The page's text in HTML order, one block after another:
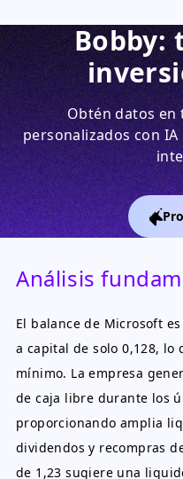
Bobby:
Obtén datos en
personalizados con
Análisis
El balance de Microsoft
a capital de solo 0,128,
mínimo. La empresa
de caja libre durante los
proporcionando amplia
dividendos y recompras
de 1,23 sugiere una